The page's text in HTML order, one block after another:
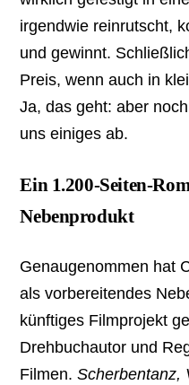
irgendwie reinrutscht,
und gewinnt.
Preis, wenn auch in
Ja, das geht: aber
uns einiges ab.
Ein 1.200-Seiten-
Nebenprodukt
Genaugenommen hat
als vorbereitendes
künftiges Filmprojekt
Drehbuchautor und
Filmen.Scherbentanz,